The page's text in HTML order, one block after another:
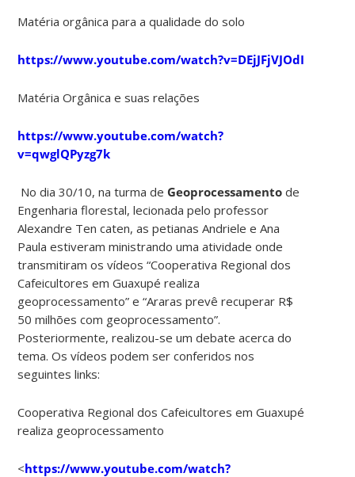
Matéria orgânica para a qualidade do solo
https://www.youtube.com/watch?v=DEjJFjVJOdI
Matéria Orgânica e suas relações
https://www.youtube.com/watch?
v=qwglQPyzg7k
No dia 30/10, na turma de Geoprocessamento de
Engenharia florestal, lecionada pelo professor
Alexandre Ten caten, as petianas Andriele e Ana
Paula estiveram ministrando uma atividade onde
transmitiram os vídeos “Cooperativa Regional dos
Cafeicultores em Guaxupé realiza
geoprocessamento” e “Araras prevê recuperar R$
50 milhões com geoprocessamento”.
Posteriormente, realizou-se um debate acerca do
tema. Os vídeos podem ser conferidos nos
seguintes links:
Cooperativa Regional dos Cafeicultores em Guaxupé
realiza geoprocessamento
<https://www.youtube.com/watch?